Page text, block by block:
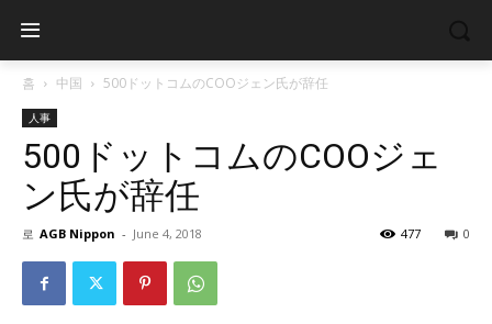
홈 中国 500ドットコムのCOOジェン氏が辞任
人事
500ドットコムのCOOジェ
ン氏が辞任
로 AGB Nippon - June 4, 2018 0
477